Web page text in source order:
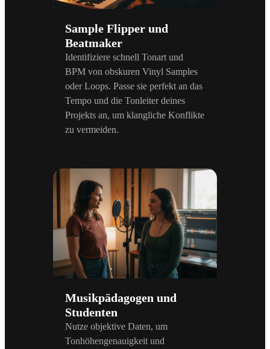
Sample Flipper und
Beatmaker
Identifiziere schnell Tonart und
BPM von obskuren Vinyl Samples
oder Loops. Passe sie perfekt an das
Tempo und die Tonleiter deines
Projekts an, um klangliche Konflikte
zu vermeiden.
Musikpädagogen und
Studenten
Nutze objektive Daten, um
Tonhöhengenauigkeit und